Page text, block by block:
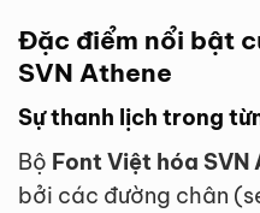
Đặc điểm nổi bật
SVN Athene
Sự thanh lịch trong
Bộ Font Việt hóa SVN
bởi các đường chân